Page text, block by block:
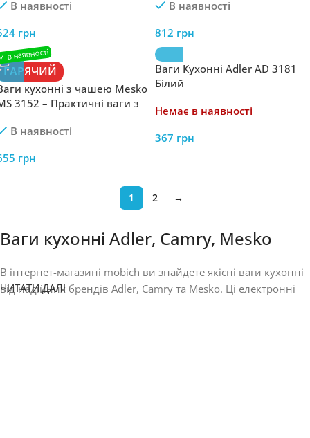
В наявності
грн
В наявності
812 грн
ГАРЯЧИЙ
кухонні з чашею Mesko
3152 – Практичні ваги з
В наявності
грн
Ваги Кухонні Adler AD 3181
Білий
Немає в наявності
367 грн
1 2 →
Ваги кухонні Adler, Camry, Mesko
В інтернет-магазині mobich ви знайдете якісні ваги кухонні
від надійних брендів Adler, Camry та Mesko. Ці електронні
ЧИТАТИ ДАЛІ